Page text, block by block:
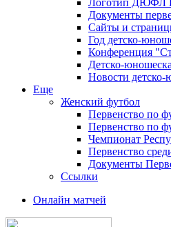
Логотип ДЮФЛ
Документы
Сайты и
Год детско-
Конференция
Детско-
Новости детско-
Еще
Женский футбол
Первенство по
Первенство по
Чемпионат
Первенство
Документы
Ссылки
Онлайн матчей